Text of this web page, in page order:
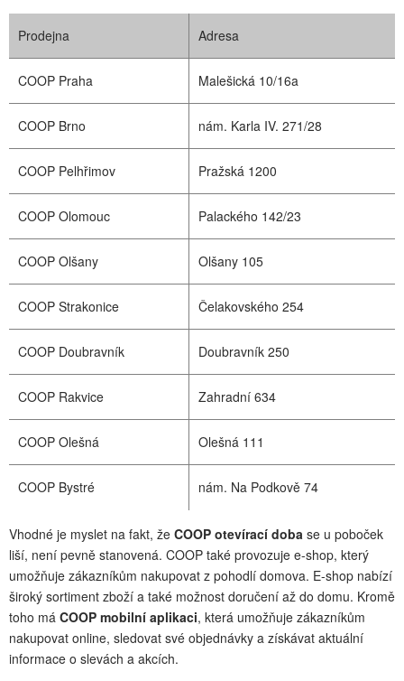
Prodejna Adresa
COOP Praha Malešická 10/16a
COOP Brno nám. Karla IV. 271/28
COOP Pelhřimov Pražská 1200
COOP Olomouc Palackého 142/23
COOP Olšany Olšany 105
COOP Strakonice Čelakovského 254
COOP Doubravník Doubravník 250
COOP Rakvice Zahradní 634
COOP Olešná Olešná 111
COOP Bystré nám. Na Podkově 74
Vhodné je myslet na fakt, že COOP otevírací doba se u poboček
liší, není pevně stanovená. COOP také provozuje e-shop, který
umožňuje zákazníkům nakupovat z pohodlí domova. E-shop nabízí
široký sortiment zboží a také možnost doručení až do domu. Kromě
toho má COOP mobilní aplikaci, která umožňuje zákazníkům
nakupovat online, sledovat své objednávky a získávat aktuální
informace o slevách a akcích.